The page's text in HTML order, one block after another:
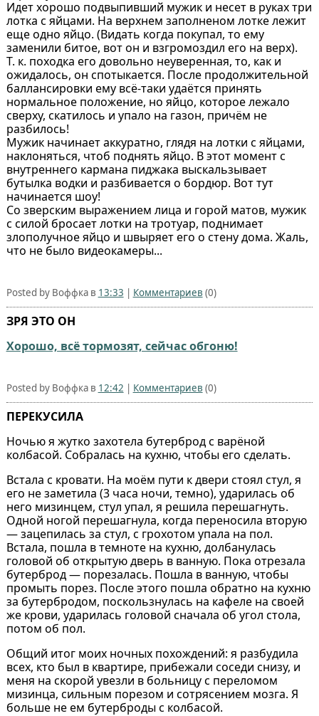
Идет хорошо подвыпивший мужик и несет в руках три
лотка с яйцами. На верхнем заполненом лотке лежит
еще одно яйцо. (Видать когда покупал, то ему
заменили битое, вот он и взгромоздил его на верх).
Т. к. походка его довольно неуверенная, то, как и
ожидалось, он спотыкается. После продолжительной
баллансировки ему всё-таки удаётся принять
нормальное положение, но яйцо, которое лежало
сверху, скатилось и упало на газон, причём не
разбилось!
Мужик начинает аккуратно, глядя на лотки с яйцами,
наклоняться, чтоб поднять яйцо. В этот момент с
внутреннего кармана пиджака выскальзывает
бутылка водки и разбивается о бордюр. Вот тут
начинается шоу!
Со зверским выражением лица и горой матов, мужик
с силой бросает лотки на тротуар, поднимает
злополучное яйцо и швыряет его о стену дома. Жаль,
что не было видеокамеры...
Posted by Воффка в 13:33 | Комментариев (0)
ЗРЯ ЭТО ОН
Хорошо, всё тормозят, сейчас обгоню!
Posted by Воффка в 12:42 | Комментариев (0)
ПЕРЕКУСИЛА
Ночью я жутко захотела бутерброд с варёной
колбасой. Собралась на кухню, чтобы его сделать.
Встала с кровати. На моём пути к двери стоял стул, я
его не заметила (3 часа ночи, темно), ударилась об
него мизинцем, стул упал, я решила перешагнуть.
Одной ногой перешагнула, когда переносила вторую
— зацепилась за стул, с грохотом упала на пол.
Встала, пошла в темноте на кухню, долбанулась
головой об открытую дверь в ванную. Пока отрезала
бутерброд — порезалась. Пошла в ванную, чтобы
промыть порез. После этого пошла обратно на кухню
за бутербродом, поскользнулась на кафеле на своей
же крови, ударилась головой сначала об угол стола,
потом об пол.
Общий итог моих ночных похождений: я разбудила
всех, кто был в квартире, прибежали соседи снизу, и
меня на скорой увезли в больницу с переломом
мизинца, сильным порезом и сотрясением мозга. Я
больше не ем бутерброды с колбасой.